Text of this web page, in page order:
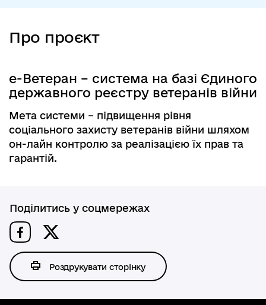
Про проєкт
е-Ветеран – система на базі Єдиного
державного реєстру ветеранів війни
Мета системи – підвищення рівня
соціального захисту ветеранів війни шляхом
он-лайн контролю за реалізацією їх прав та
гарантій.
Поділитись у соцмережах
Роздрукувати сторінку